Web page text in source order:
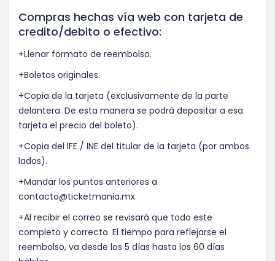
Compras hechas vía web con tarjeta de
credito/debito o efectivo:
+Llenar formato de reembolso.
+Boletos originales.
+Copia de la tarjeta (exclusivamente de la parte
delantera. De esta manera se podrá depositar a esa
tarjeta el precio del boleto).
+Copia del IFE / INE del titular de la tarjeta (por ambos
lados).
+Mandar los puntos anteriores a
contacto@ticketmania.mx
+Al recibir el correo se revisará que todo este
completo y correcto. El tiempo para reflejarse el
reembolso, va desde los 5 días hasta los 60 días